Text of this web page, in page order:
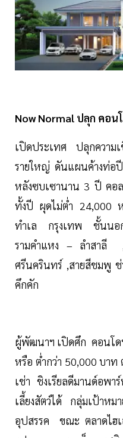
Now Normal ปลุก คอน
เปิดประเทศ ปลุกความ
รายใหญ่ ดันแผนค้างท่อปี
หลังซบเซานาน 3 ปี คอ
ทั้งปี ผุดไม่ต่ำ 24,000
ทำเล กรุงเทพ ชั้นนอ
รามคำแหง – ลำสาลี ,
ศรีนครินทร์ ,สายสีชมพู ช่
คึกคัก
ผู้พัฒนาฯ เปิดศึก คอนโด
หรือ ต่ำกว่า 50,000 บา
เช่า ชิงเรียลดีมานด์อพ
เลี้ยงสัตว์ได้ กลุ่มเป้าหม
อุปสรรค ขณะ ตลาดไฮเ